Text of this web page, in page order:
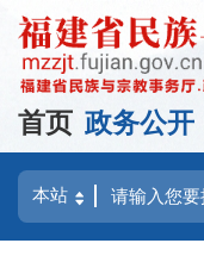
首页 政务公开